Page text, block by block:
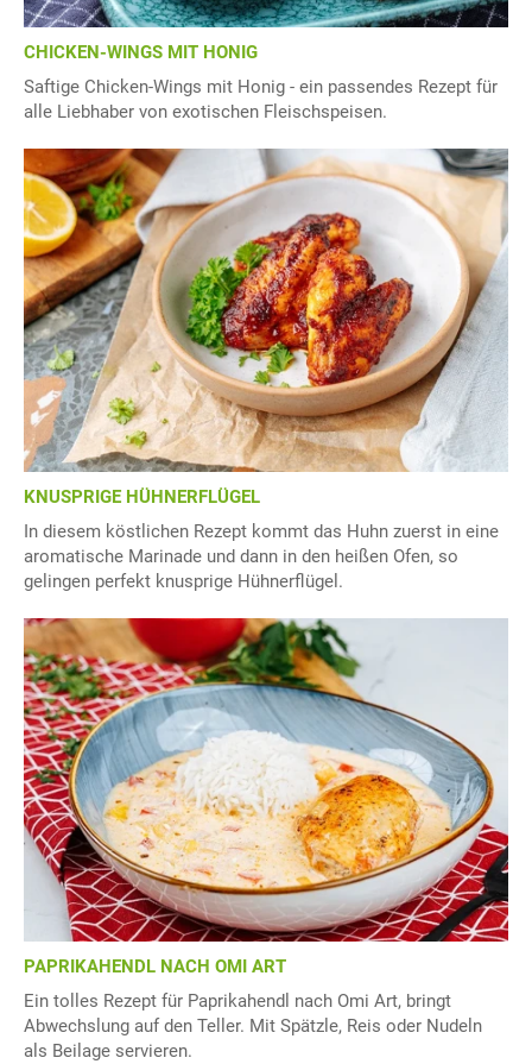
CHICKEN-WINGS MIT HONIG
Saftige Chicken-Wings mit Honig - ein passendes Rezept für
alle Liebhaber von exotischen Fleischspeisen.
KNUSPRIGE HÜHNERFLÜGEL
In diesem köstlichen Rezept kommt das Huhn zuerst in eine
aromatische Marinade und dann in den heißen Ofen, so
gelingen perfekt knusprige Hühnerflügel.
PAPRIKAHENDL NACH OMI ART
Ein tolles Rezept für Paprikahendl nach Omi Art, bringt
Abwechslung auf den Teller. Mit Spätzle, Reis oder Nudeln
als Beilage servieren.